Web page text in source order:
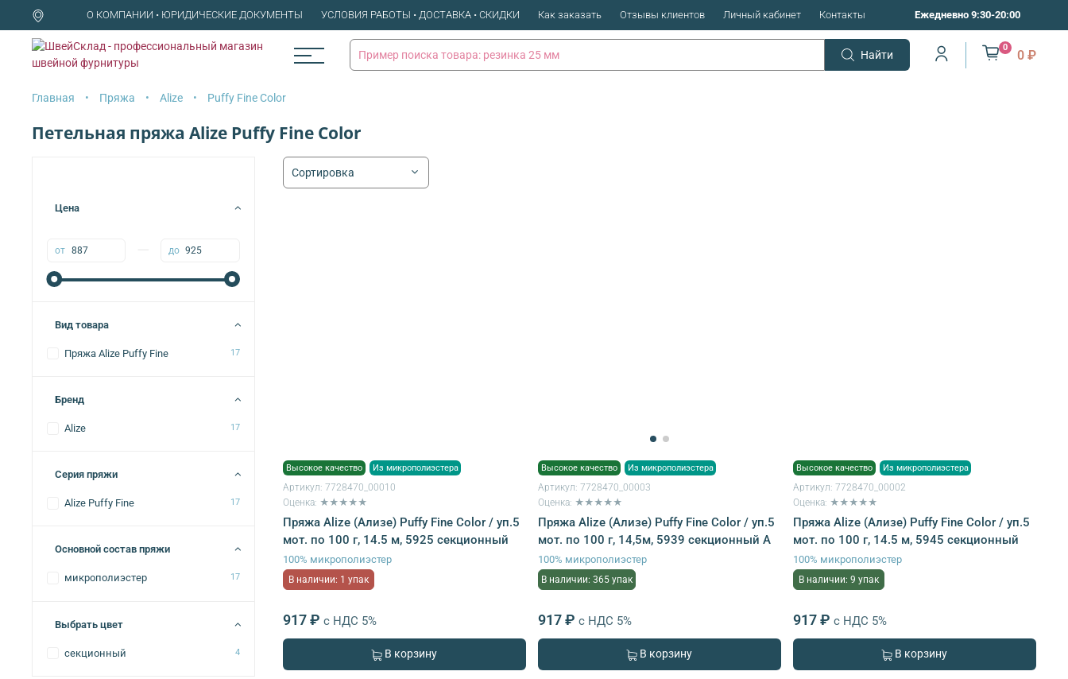
О КОМПАНИИ • ЮРИДИЧЕСКИЕ ДОКУМЕНТЫ УСЛОВИЯ РАБОТЫ • ДОСТАВКА • СКИДКИ Как заказать Отзывы клиентов Личный кабинет Контакты Ежедневно 9:30-20:00
Найти
0
0 ₽
Главная Пряжа Alize Puffy Fine Color
Петельная пряжа Alize Puffy Fine Color
Высокое качество Из микрополиэстера
Артикул: 7728470_00010
Оценка: ★★★★★
Пряжа Alize (Ализе) Puffy Fine Color / уп.5
мот. по 100 г, 14.5 м, 5925 секционный
100% микрополиэстер
В наличии: 1 упак
917 ₽ с НДС 5%
В корзину
Высокое качество Из микрополиэстера
Артикул: 7728470_00003
Оценка: ★★★★★
Пряжа Alize (Ализе) Puffy Fine Color / уп.5
мот. по 100 г, 14,5м, 5939 секционный A
100% микрополиэстер
В наличии: 365 упак
917 ₽ с НДС 5%
В корзину
Высокое качество Из микрополиэстера
Артикул: 7728470_00002
Оценка: ★★★★★
Пряжа Alize (Ализе) Puffy Fine Color / уп.5
мот. по 100 г, 14.5 м, 5945 секционный
100% микрополиэстер
В наличии: 9 упак
917 ₽ с НДС 5%
В корзину
Цена
от до
Вид товара
Пряжа Alize Puffy Fine 17
Бренд
Alize 17
Серия пряжи
Alize Puffy Fine 17
Основной состав пряжи
микрополиэстер 17
Выбрать цвет
секционный 4